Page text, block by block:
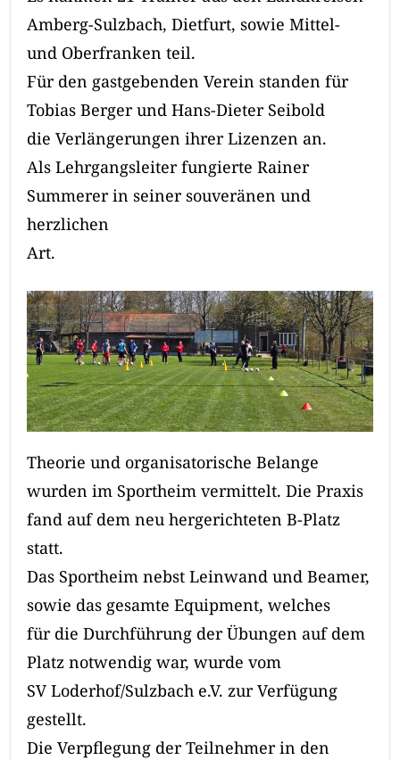
Amberg-Sulzbach, Dietfurt, sowie Mittel-
und Oberfranken teil.
Für den gastgebenden Verein standen für
Tobias Berger und Hans-Dieter Seibold
die Verlängerungen ihrer Lizenzen an.
Als Lehrgangsleiter fungierte Rainer
Summerer in seiner souveränen und
herzlichen
Art.
Theorie und organisatorische Belange
wurden im Sportheim vermittelt. Die Praxis
fand auf dem neu hergerichteten B-Platz
statt.
Das Sportheim nebst Leinwand und Beamer,
sowie das gesamte Equipment, welches
für die Durchführung der Übungen auf dem
Platz notwendig war, wurde vom
SV Loderhof/Sulzbach e.V. zur Verfügung
gestellt.
Die Verpflegung der Teilnehmer in den